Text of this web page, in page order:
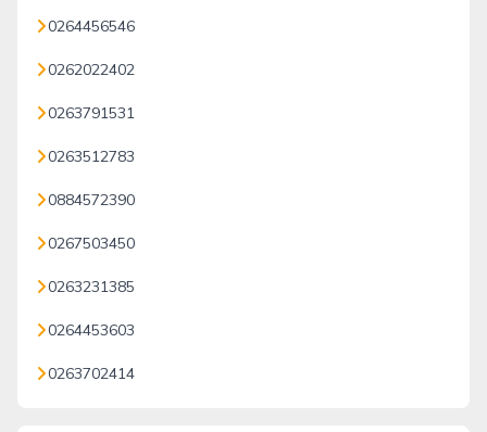
0264456546
0262022402
0263791531
0263512783
0884572390
0267503450
0263231385
0264453603
0263702414